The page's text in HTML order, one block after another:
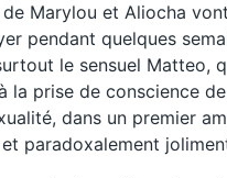
de Marylou et Aliocha
pendant quelques
le sensuel Matteo,
la prise de conscience
dans un premier
paradoxalement